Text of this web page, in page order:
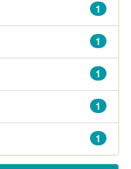
1
1
1
1
1